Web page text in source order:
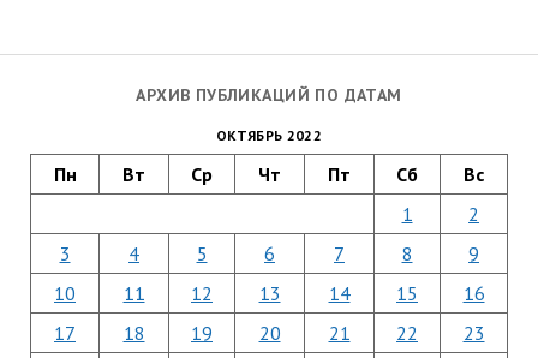
АРХИВ ПУБЛИКАЦИЙ ПО ДАТАМ
ОКТЯБРЬ 2022
Пн Вт Ср Чт Пт Сб Вс
1
2
3
4 5 6 7 8
9
10
11 12 13 14 15
16
17
18 19 20 21 22
23